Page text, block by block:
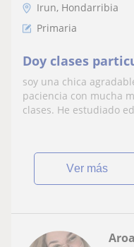
Irun, Hondarribia
Primaria
Doy clases
soy una chica
paciencia con mucha
clases. He estudiado
ver más
Aroa